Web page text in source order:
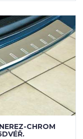
CHROM